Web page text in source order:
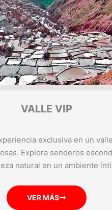
VALLE VIP
exclusiva en un
Explora senderos
natural en un ambiente
VER MÁS